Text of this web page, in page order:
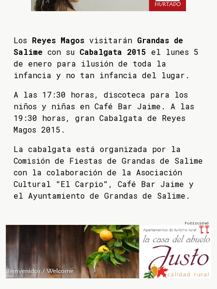
Los Reyes Magos visitarán Grandas de
Salime con su Cabalgata 2015 el lunes 5
de enero para ilusión de toda la
infancia y no tan infancia del lugar.
A las 17:30 horas, discoteca para los
niños y niñas en Café Bar Jaime. A las
19:30 horas, gran Cabalgata de Reyes
Magos 2015.
La cabalgata está organizada por la
Comisión de Fiestas de Grandas de Salime
con la colaboración de la Asociación
Cultural "El Carpio", Café Bar Jaime y
el Ayuntamiento de Grandas de Salime.